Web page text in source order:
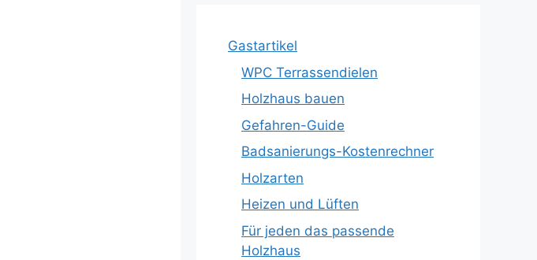
Gastartikel
WPC Terrassendielen
Holzhaus bauen
Gefahren-Guide
Badsanierungs-Kostenrechner
Holzarten
Heizen und Lüften
Für jeden das passende
Holzhaus